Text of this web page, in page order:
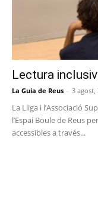
Lectura
La Guia de Reus - 3 agost,
La Lliga i l’Associació
l’Espai Boule de Reus
accessibles a través...